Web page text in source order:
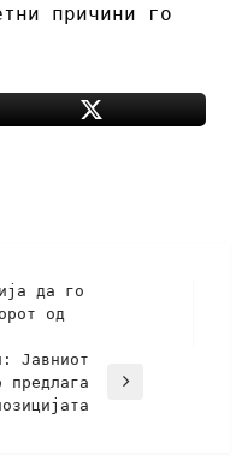
причини го
да го
од
Jавниот
предлага